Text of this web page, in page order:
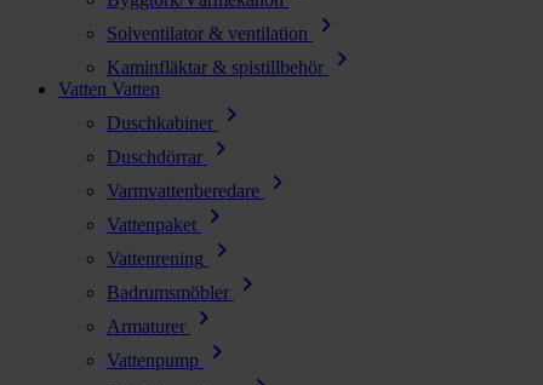
Solventilator & ventilation chevron_right
Kaminfläktar & spistillbehör chevron_right
Vatten Vatten
Duschkabiner
chevron_right
Duschdörrar chevron_right
Varmvattenberedare chevron_right
Vattenpaket chevron_right
Vattenrening chevron_right
Badrumsmöbler chevron_right
Armaturer chevron_right
Vattenpump chevron_right